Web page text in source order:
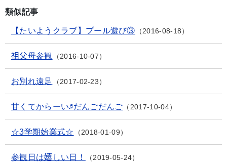
類似記事
【たいようクラブ】プール遊び③ 2016-08-18
祖父母参観 2016-10-07
お別れ遠足 2017-02-23
甘くてからーい♬だんごだんご 2017-10-04
☆3学期始業式☆ 2018-01-09
参観日は嬉しい日！ 2019-05-24